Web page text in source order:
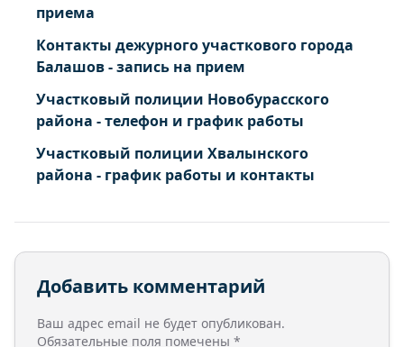
приема
Контакты дежурного участкового города
Балашов - запись на прием
Участковый полиции Новобурасского
района - телефон и график работы
Участковый полиции Хвалынского
района - график работы и контакты
Добавить комментарий
Ваш адрес email не будет опубликован.
Обязательные поля помечены *